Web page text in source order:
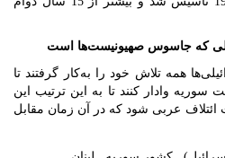
که جاسوس صهیونیست‌ها است
1967 هم اسرائیلی‌ها همه تلاش خود را به‌کار گرفتند تا
وادار کنند تا به این ترتیب این
عربی شود که در آن زمان مقابل